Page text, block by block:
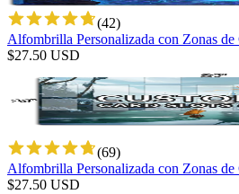
(42)
Alfombrilla Personalizada con Zonas de
$27.50 USD
(69)
Alfombrilla Personalizada con Zonas de
$27.50 USD